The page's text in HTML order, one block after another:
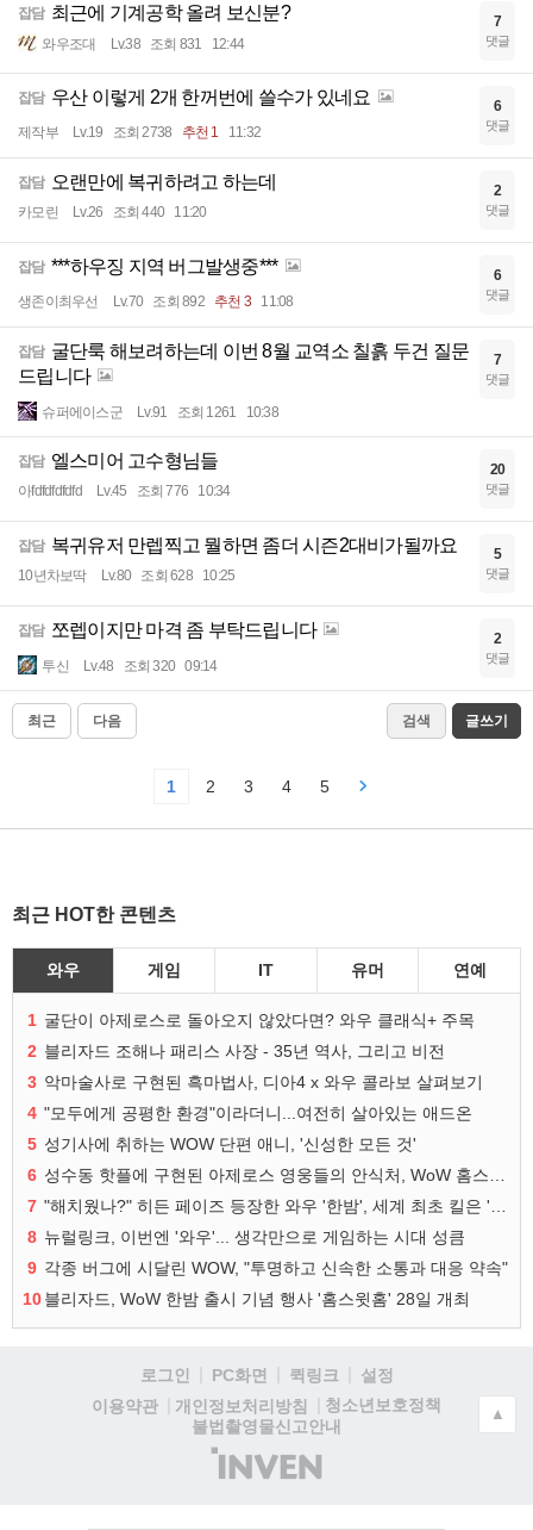
잡담 최근에 기계공학 올려 보신분?
와우조대 Lv.38 조회 831 12:44
7
댓글
잡담 우산 이렇게 2개 한꺼번에 쓸수가 있네요
제작부 Lv.19 조회 2738 추천 1 11:32
6
댓글
잡담 오랜만에 복귀하려고 하는데
카모린 Lv.26 조회 440 11:20
2
댓글
잡담 ***하우징 지역 버그발생중***
생존이최우선 Lv.70 조회 892 추천 3 11:08
6
댓글
잡담 굴단룩 해보려하는데 이번 8월 교역소 칠흙 두건 질문
드립니다
슈퍼에이스군 Lv.91 조회 1261 10:38
7
댓글
잡담 엘스미어 고수형님들
아fdfdfdfdfd Lv.45 조회 776 10:34
20
댓글
잡담 복귀유저 만렙찍고 뭘하면 좀더 시즌2대비가될까요
10년차보딱 Lv.80 조회 628 10:25
5
댓글
잡담 쪼렙이지만 마격 좀 부탁드립니다
투신 Lv.48 조회 320 09:14
2
댓글
최근 다음 검색 글쓰기
1 2 3 4 5
최근 HOT한 콘텐츠
와우 게임 IT 유머 연예
1 굴단이 아제로스로 돌아오지 않았다면? 와우 클래식+ 주목
2 블리자드 조해나 패리스 사장 - 35년 역사, 그리고 비전
3 악마술사로 구현된 흑마법사, 디아4 x 와우 콜라보 살펴보기
4 "모두에게 공평한 환경"이라더니...여전히 살아있는 애드온
5 성기사에 취하는 WOW 단편 애니, '신성한 모든 것'
6
7
8 뉴럴링크, 이번엔 '와우'... 생각만으로 게임하는 시대 성큼
9 각종 버그에 시달린 WOW, "투명하고 신속한 소통과 대응 약속"
10블리자드, WoW 한밤 출시 기념 행사 '홈스윗홈' 28일 개최
로그인 PC화면 퀵링크
설정
이용약관
개인정보처리방침
청소년보호정책
불법촬영물신고안내
(주)
인
▲